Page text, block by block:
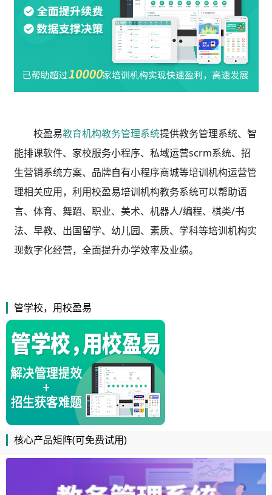
校盈易教育机构教务管理系统提供教务管理系统、智
能排课软件、家校服务小程序、私域运营scrm系统、招
生营销系统方案、品牌自有小程序商城等培训机构运营管
理相关应用，利用校盈易培训机构教务系统可以帮助语
言、体育、舞蹈、职业、美术、机器人/编程、棋类/书
法、早教、出国留学、幼儿园、素质、学科等培训机构实
现数字化经营，全面提升办学效率及业绩。
管学校，用校盈易
核心产品矩阵(可免费试用)